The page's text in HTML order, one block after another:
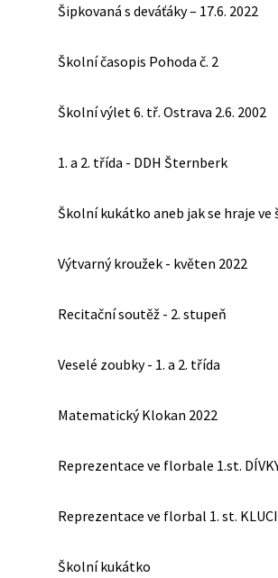
Šipkovaná s deváťáky – 17.6. 2022
Školní časopis Pohoda č. 2
Školní výlet 6. tř. Ostrava 2.6. 2002
1. a 2. třída - DDH Šternberk
Školní kukátko aneb jak se hraje ve
Výtvarný kroužek - květen 2022
Recitační soutěž - 2. stupeň
Veselé zoubky - 1. a 2. třída
Matematický Klokan 2022
Reprezentace ve florbale 1.st.
Reprezentace ve florbal 1. st. KLUCI
Školní kukátko